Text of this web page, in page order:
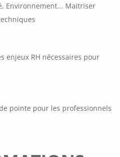
Environnement... Maitriser
enjeux RH nécessaires pour
pointe pour les professionnels